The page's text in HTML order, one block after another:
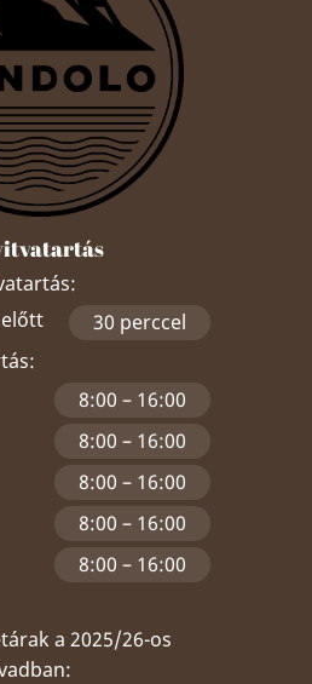
30 perccel
8:00 – 16:00
8:00 – 16:00
8:00 – 16:00
8:00 – 16:00
8:00 – 16:00
a 2025/26-os